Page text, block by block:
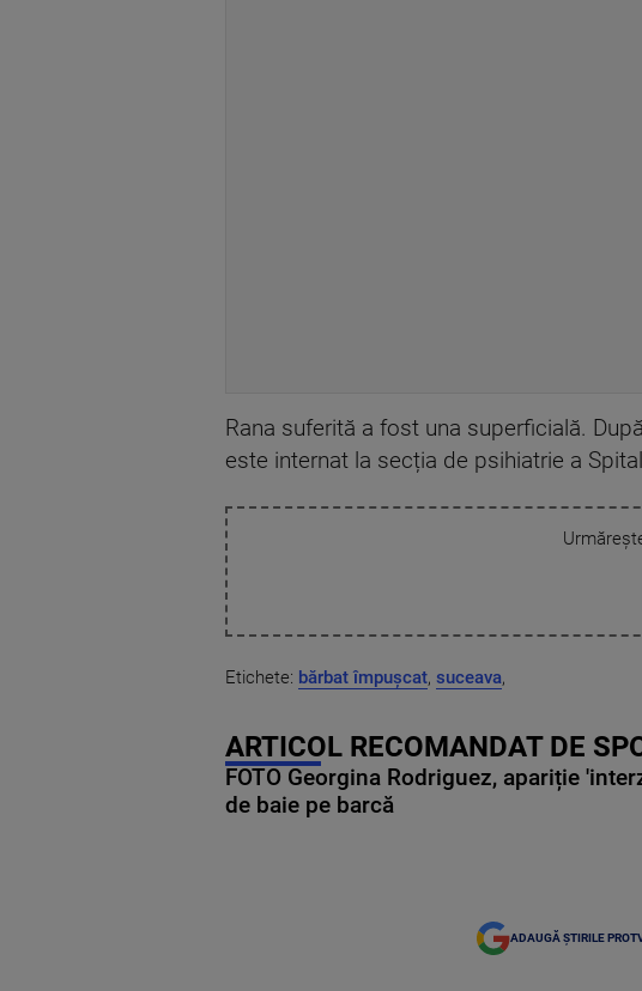
Rana suferită a fost una superficială.
este internat la secția de psihiatrie a
Etichete: bărbat împușcat, suceava,
ARTICOL RECOMANDAT DE
FOTO Georgina Rodriguez, apariție
de baie pe barcă
ADAUGĂ ȘTIRILE